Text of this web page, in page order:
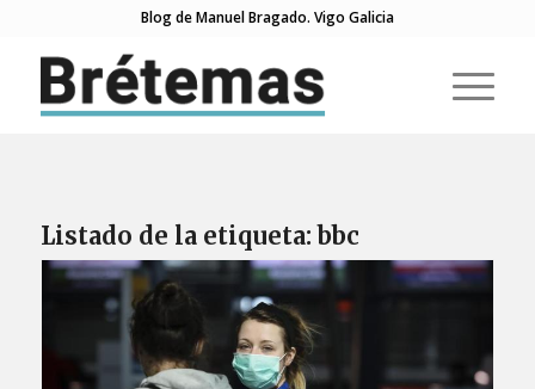
Blog de Manuel Bragado. Vigo Galicia
Listado de la etiqueta:bbc